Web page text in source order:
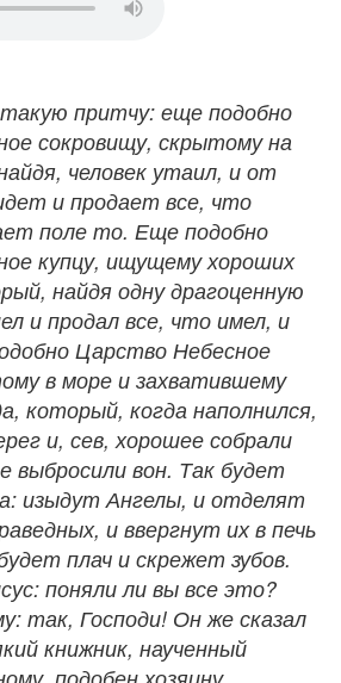
такую притчу: еще подобно
сокровищу, скрытому на
человек утаил, и от
и продает все, что
поле то. Еще подобно
купцу, ищущему хороших
найдя одну драгоценную
и продал все, что имел, и
Царство Небесное
в море и захватившему
который, когда наполнился,
и, сев, хорошее собрали
выбросили вон. Так будет
изыдут Ангелы, и отделят
и ввергнут их в печь
плач и скрежет зубов.
поняли ли вы все это?
так, Господи! Он же сказал
книжник, наученный